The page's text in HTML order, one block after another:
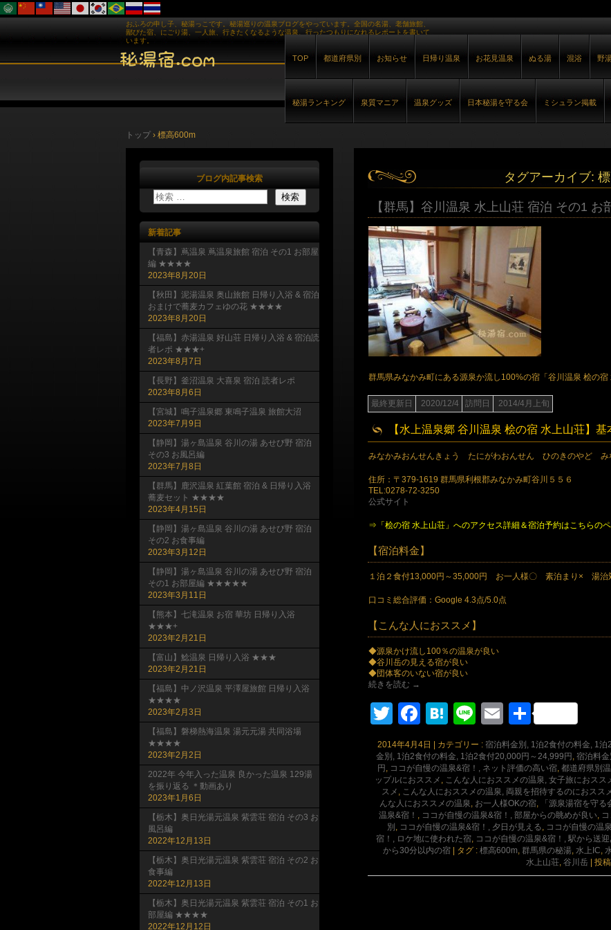
おふろの申し子、秘湯っこです。秘湯巡りの温泉ブログをやっています。全国の名湯、老舗旅館、
鄙びた宿、にごり湯、一人旅、行きたくなるような温泉、行ったつもりになれるレポートを書いて
います。
TOP 都道府県別 お知らせ 日帰り温泉 お花見温泉 ぬる湯 混浴 野
秘湯ランキング 泉質マニア 温泉グッズ 日本秘湯を守る会 ミシュラン掲載
トップ › 標高600m
タグアーカイブ:
【群馬】谷川温泉 水上山荘 宿泊 その1
群馬県みなかみ町にある源泉か流し100%の宿「谷川温泉 桧の宿
最終更新日 2020/12/4 訪問日 2014/4月上旬
【水上温泉郷 谷川温泉 桧の宿 水上山荘】基
みなかみおんせんきょう たにがわおんせん ひのきのやど み
住所：〒379-1619 群馬県利根郡みなかみ町谷川５５６
TEL:0278-72-3250
公式サイト
⇒「桧の宿 水上山荘」へのアクセス詳細＆宿泊予約はこちらの
【宿泊料金】
１泊２食付13,000円～35,000円 お一人様〇 素泊まり× 湯
口コミ総合評価：Google 4.3点/5.0点
【こんな人におススメ】
◆源泉かけ流し100％の温泉が良い
◆谷川岳の見える宿が良い
◆団体客のいない宿が良い
続きを読む →
TwitterFacebook
Hatena
LineEmail
共
有
2014年4月4日 | カテゴリー : 宿泊料金別, 1泊2食付の料金, 1
金別, 1泊2食付の料金, 1泊2食付20,000円～24,999円, 宿泊料
円, ココが自慢の温泉&宿！, ネット評価の高い宿, 都道府県別
ップルにおススメ , こんな人におススメの温泉, 女子旅におスス
スメ , こんな人におススメの温泉, 両親を招待するのにおスス
んな人におススメの温泉, お一人様OKの宿, 「源泉湯宿を守る
温泉&宿！ , ココが自慢の温泉&宿！, 部屋からの眺めが良い,
別, ココが自慢の温泉&宿！, 夕日が見える, ココが自慢の温
宿！, ロケ地に使われた宿, ココが自慢の温泉&宿！, 駅から送
から30分以内の宿 | タグ : 標高600m, 群馬県の秘湯, 水上IC,
水上山荘, 谷川岳 | 投
ブログ内記事検索
新着記事
【青森】蔦温泉 蔦温泉旅館 宿泊 その1 お部屋
編 ★★★★
2023年8月20日
【秋田】泥湯温泉 奥山旅館 日帰り入浴 & 宿泊
おまけで蕎麦カフェゆの花 ★★★★
2023年8月20日
【福島】赤湯温泉 好山荘 日帰り入浴 & 宿泊読
者レポ ★★★+
2023年8月7日
【長野】釜沼温泉 大喜泉 宿泊 読者レポ
2023年8月6日
【宮城】鳴子温泉郷 東鳴子温泉 旅館大沼
2023年7月9日
【静岡】湯ヶ島温泉 谷川の湯 あせび野 宿泊
その3 お風呂編
2023年7月8日
【群馬】鹿沢温泉 紅葉館 宿泊 & 日帰り入浴
蕎麦セット ★★★★
2023年4月15日
【静岡】湯ヶ島温泉 谷川の湯 あせび野 宿泊
その2 お食事編
2023年3月12日
【静岡】湯ヶ島温泉 谷川の湯 あせび野 宿泊
その1 お部屋編 ★★★★★
2023年3月11日
【熊本】七滝温泉 お宿 華坊 日帰り入浴
★★★+
2023年2月21日
【富山】鯰温泉 日帰り入浴 ★★★
2023年2月21日
【福島】中ノ沢温泉 平澤屋旅館 日帰り入浴
★★★★
2023年2月3日
【福島】磐梯熱海温泉 湯元元湯 共同浴場
★★★★
2023年2月2日
2022年 今年入った温泉 良かった温泉 129湯
を振り返る ＊動画あり
2023年1月6日
【栃木】奥日光湯元温泉 紫雲荘 宿泊 その3 お
風呂編
2022年12月13日
【栃木】奥日光湯元温泉 紫雲荘 宿泊 その2 お
食事編
2022年12月13日
【栃木】奥日光湯元温泉 紫雲荘 宿泊 その1 お
部屋編 ★★★★
2022年12月12日